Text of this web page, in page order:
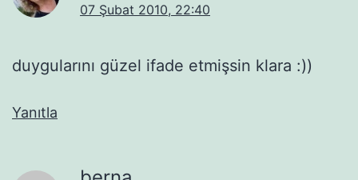
07 Şubat 2010, 22:40
duygularını güzel ifade etmişsin klara :))
Yanıtla